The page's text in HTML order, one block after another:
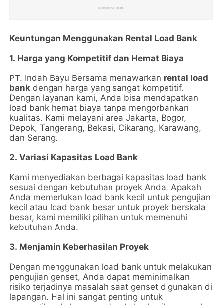
Keuntungan Menggunakan Rental Load Bank
1. Harga yang Kompetitif dan Hemat Biaya
PT. Indah Bayu Bersama menawarkan rental load
bank dengan harga yang sangat kompetitif.
Dengan layanan kami, Anda bisa mendapatkan
load bank hemat biaya tanpa mengorbankan
kualitas. Kami melayani area Jakarta, Bogor,
Depok, Tangerang, Bekasi, Cikarang, Karawang,
dan Serang.
2. Variasi Kapasitas Load Bank
Kami menyediakan berbagai kapasitas load bank
sesuai dengan kebutuhan proyek Anda. Apakah
Anda memerlukan load bank kecil untuk pengujian
kecil atau load bank besar untuk proyek berskala
besar, kami memiliki pilihan untuk memenuhi
kebutuhan Anda.
3. Menjamin Keberhasilan Proyek
Dengan menggunakan load bank untuk melakukan
pengujian genset, Anda dapat meminimalkan
risiko terjadinya masalah saat genset digunakan di
lapangan. Hal ini sangat penting untuk